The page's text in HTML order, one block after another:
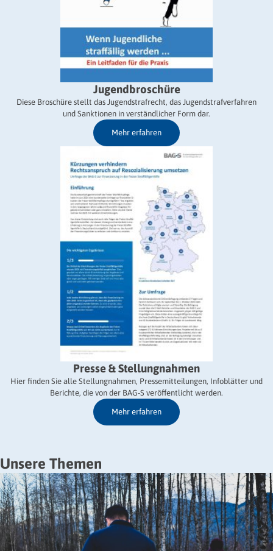
Jugendbroschüre
Diese Broschüre stellt das Jugendstrafrecht, das Jugendstrafverfahren
und Sanktionen in verständlicher Form dar.
Mehr erfahren
Presse & Stellungnahmen
Hier finden Sie alle Stellungnahmen, Pressemitteilungen, Infoblätter und
Berichte, die von der BAG-S veröffentlicht werden.
Mehr erfahren
Unsere Themen